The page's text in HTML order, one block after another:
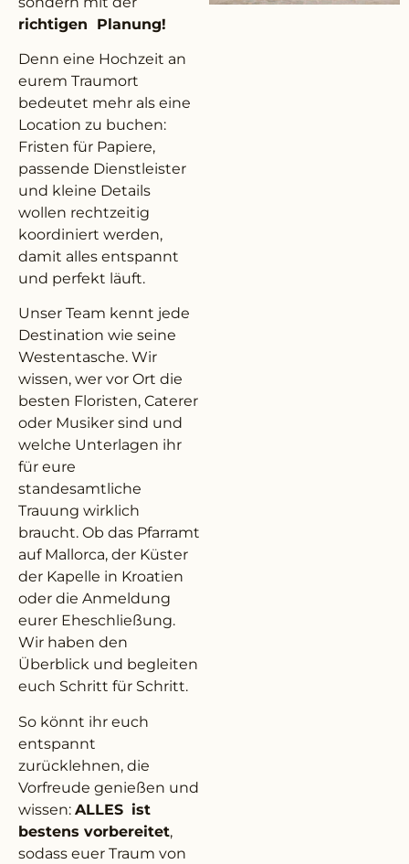
richtigen Planung!
Denn eine Hochzeit an
eurem Traumort
bedeutet mehr als eine
Location zu buchen:
Fristen für Papiere,
passende Dienstleister
und kleine Details
wollen rechtzeitig
koordiniert werden,
damit alles entspannt
und perfekt läuft.
Unser Team kennt jede
Destination wie seine
Westentasche. Wir
wissen, wer vor Ort die
besten Floristen, Caterer
oder Musiker sind und
welche Unterlagen ihr
für eure
standesamtliche
Trauung wirklich
braucht. Ob das Pfarramt
auf Mallorca, der Küster
der Kapelle in Kroatien
oder die Anmeldung
eurer Eheschließung.
Wir haben den
Überblick und begleiten
euch Schritt für Schritt.
So könnt ihr euch
entspannt
zurücklehnen, die
Vorfreude genießen und
wissen: ALLES ist
bestens vorbereitet,
sodass euer Traum von